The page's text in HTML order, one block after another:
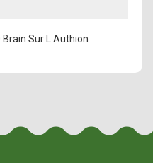
Sur L Authion